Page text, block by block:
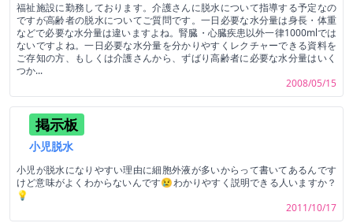
福祉施設に勤務しております。介護さんに脱水について指導する予定なの
ですが高齢者の脱水についてご質問です。一日必要な水分量は身長・体重
などで必要な水分量は違いますよね。腎臓・心臓疾患以外一律1000mlでは
ないですよね。一日必要な水分量を分かりやすくレクチャーできる資料を
ご存知の方、もしくは介護さんから、ずばり高齢者に必要な水分量はいく
つか...
2008/05/15
掲示板
小児脱水
小児が脱水になりやすい理由に細胞外液が多いからって書いてあるんです
けど意味がよくわからないんです😢わかりやすく説明できる人いますか？
💡
2011/10/17